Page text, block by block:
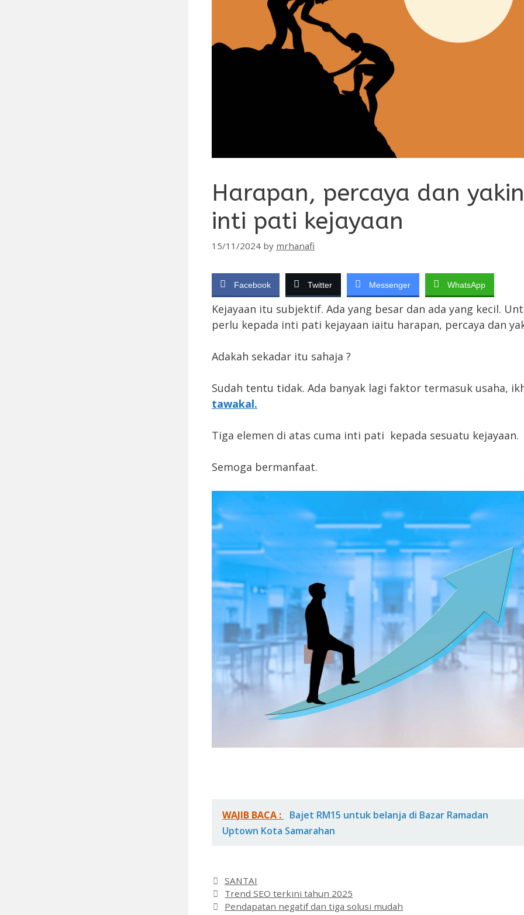
Harapan, percaya dan
inti pati kejayaan
15/11/2024 by mrhanafi
Facebook Twitter Messenger WhatsApp
Kejayaan itu subjektif. Ada yang besar dan ada yang kecil.
perlu kepada inti pati kejayaan iaitu harapan, percaya dan
Adakah sekadar itu sahaja ?
Sudah tentu tidak. Ada banyak lagi faktor termasuk usaha,
tawakal.
Tiga elemen di atas cuma inti pati kepada sesuatu kejayaan.
Semoga bermanfaat.
WAJIB BACA :
Bajet RM15 untuk belanja di Bazar Ramadan
Uptown Kota Samarahan
Categories
SANTAI
Trend SEO terkini tahun 2025
Pendapatan negatif dan tiga solusi mudah